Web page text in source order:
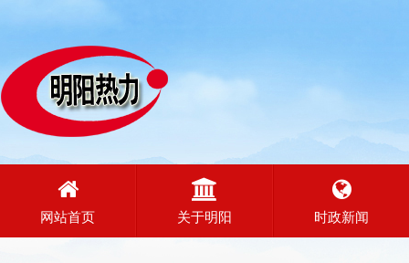
网站首页 关于明阳 时政新闻